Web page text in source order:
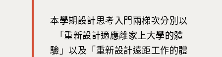
本學期設計思考入門兩梯次分別以
「重新設計適應離家上大學的體
驗」以及「重新設計遠距工作的體
團隊成員
領域專長
創新領域學士學位學程
創意創業學分學程
跟著董總實習
企業出題X臺大解題
相關表單
D電子報